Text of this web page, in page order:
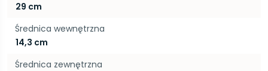
29 cm
Średnica wewnętrzna
14,3 cm
Średnica zewnętrzna